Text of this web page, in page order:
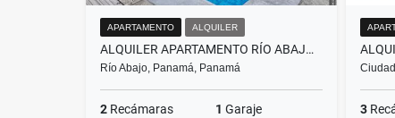
APARTAMENTO ALQUILER
ALQUILER APARTAMENTO RÍO ABAJO AMUEBLADO PH ILO (EC)
Río Abajo, Panamá, Panamá
2 Recámaras 1 Garaje
3